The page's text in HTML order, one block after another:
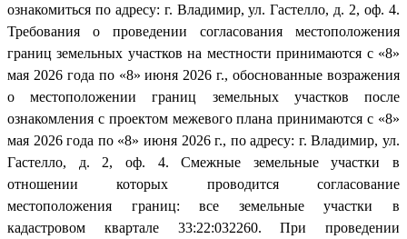
ознакомиться по адресу: г. Владимир, ул. Гастелло, д. 2, оф. 4.
Требования о проведении согласования местоположения
границ земельных участков на местности принимаются с «8»
мая 2026 года по «8» июня 2026 г., обоснованные возражения
о местоположении границ земельных участков после
ознакомления с проектом межевого плана принимаются с «8»
мая 2026 года по «8» июня 2026 г., по адресу: г. Владимир, ул.
Гастелло, д. 2, оф. 4. Смежные земельные участки в
отношении которых проводится согласование
местоположения границ: все земельные участки в
кадастровом квартале 33:22:032260. При проведении